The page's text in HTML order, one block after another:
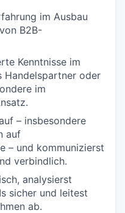
im Ausbau
B2B-
Kenntnisse im
Handelspartner oder
im
– insbesondere
auf
– und kommunizierst
verbindlich.
analysierst
sicher und leitest
ab.